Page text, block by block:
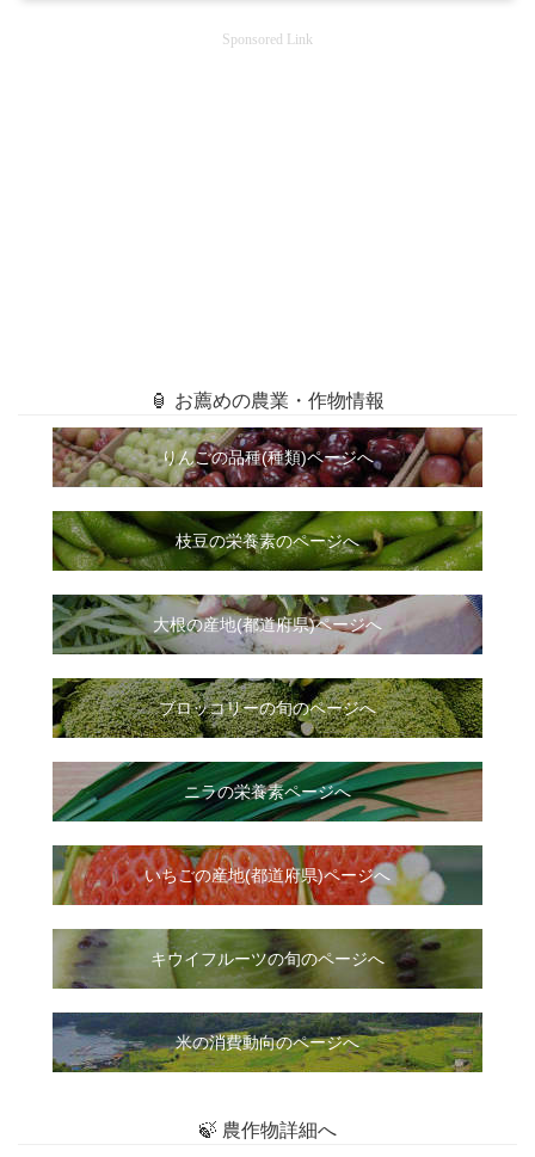
Sponsored Link
🏮 お薦めの農業・作物情報
りんごの品種(種類)ページへ
枝豆の栄養素のページへ
大根の産地(都道府県)ページへ
ブロッコリーの旬のページへ
ニラの栄養素ページへ
いちごの産地(都道府県)ページへ
キウイフルーツの旬のページへ
米の消費動向のページへ
🍃 農作物詳細へ